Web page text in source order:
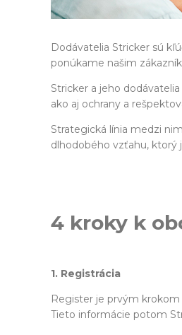
Dodávatelia Stricker sú
ponúkame našim
Stricker a jeho
ako aj ochrany a
Strategická línia medzi
dlhodobého vzťahu, ktorý
4 kroky k
1. Registrácia
Register je prvým
Tieto informácie potom